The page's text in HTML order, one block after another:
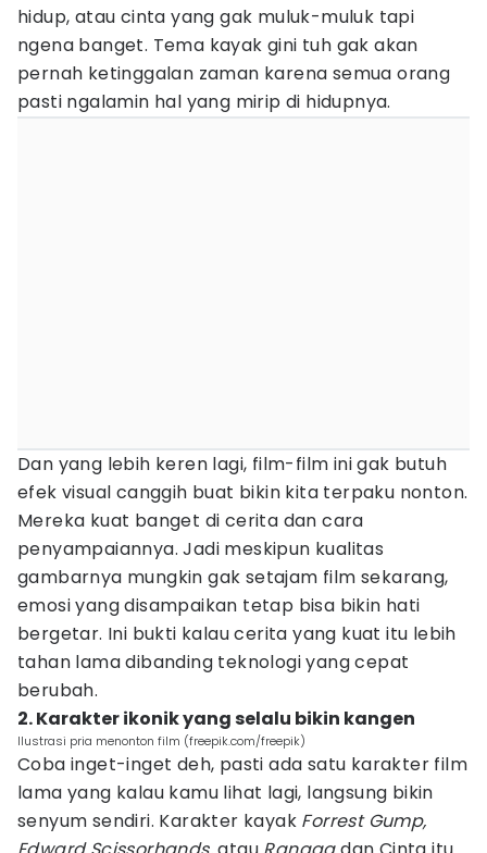
hidup, atau cinta yang gak muluk-muluk tapi
ngena banget. Tema kayak gini tuh gak akan
pernah ketinggalan zaman karena semua orang
pasti ngalamin hal yang mirip di hidupnya.
Dan yang lebih keren lagi, film-film ini gak butuh
efek visual canggih buat bikin kita terpaku nonton.
Mereka kuat banget di cerita dan cara
penyampaiannya. Jadi meskipun kualitas
gambarnya mungkin gak setajam film sekarang,
emosi yang disampaikan tetap bisa bikin hati
bergetar. Ini bukti kalau cerita yang kuat itu lebih
tahan lama dibanding teknologi yang cepat
berubah.
2. Karakter ikonik yang selalu bikin kangen
Ilustrasi pria menonton film (freepik.com/freepik)
Coba inget-inget deh, pasti ada satu karakter film
lama yang kalau kamu lihat lagi, langsung bikin
senyum sendiri. Karakter kayak Forrest Gump,